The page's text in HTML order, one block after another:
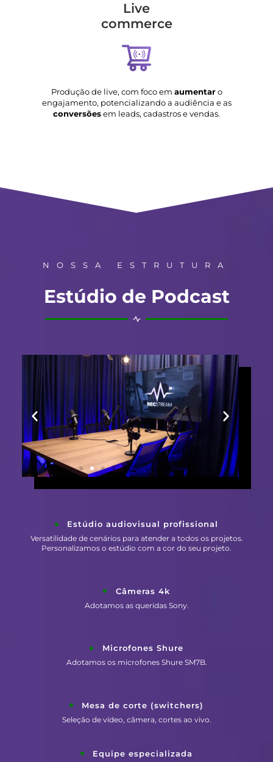
Live
commerce
Produção de live, com foco em aumentaro
engajamento, potencializando a audiência e as
conversõesem leads, cadastros e vendas.
NOSSA ESTRUTURA
Estúdio de Podcast
Estúdio audiovisual profissional
Versatilidade de cenários para atender a todos os projetos.
Personalizamos o estúdio com a cor do seu projeto.
Câmeras 4k
Adotamos as queridas Sony.
Microfones Shure
Adotamos os microfones Shure SM7B.
Mesa de corte (switchers)
Seleção de vídeo, câmera, cortes ao vivo.
Equipe especializada